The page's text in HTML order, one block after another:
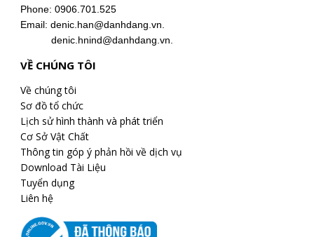
Phone: 0906.701.525
Email: denic.han@danhdang.vn.
denic.hnind@danhdang.vn.
VỀ CHÚNG TÔI
Về chúng tôi
Sơ đồ tổ chức
Lịch sử hình thành và phát triển
Cơ Sở Vật Chất
Thông tin góp ý phản hồi về dịch vụ
Download Tài Liệu
Tuyển dụng
Liên hệ